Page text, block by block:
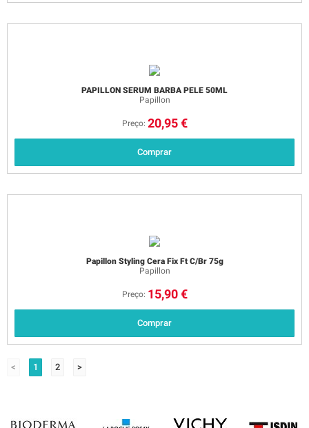
PAPILLON SERUM BARBA PELE 50ML
Papillon
Preço: 20,95 €
Comprar
Papillon Styling Cera Fix Ft C/Br 75g
Papillon
Preço: 15,90 €
Comprar
< 1 2 >